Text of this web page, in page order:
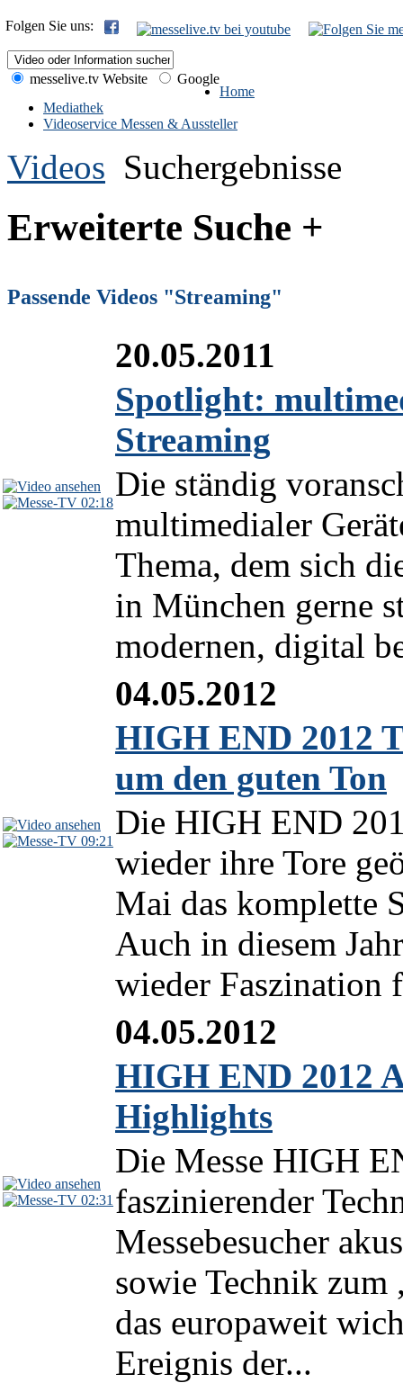
Folgen Sie uns:
messelive.tv Website
Google
Home
Mediathek
Videoservice Messen & Aussteller
Videos Suchergebnisse
Erweiterte Suche +
Passende Videos "Streaming"
02:18
20.05.2011
Spotlight:
Streaming
Die ständig
multimedialer
Thema, dem sich
in München gerne
modernen, digital
09:21
04.05.2012
HIGH END 2012
um den guten Ton
Die HIGH END
wieder ihre Tore
Mai das komplette
Auch in diesem
wieder Faszination
02:31
04.05.2012
HIGH END 2012
Highlights
Die Messe HIGH
faszinierender
Messebesucher
sowie Technik
das europaweit
Ereignis der...